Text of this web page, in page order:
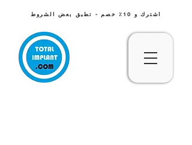
اشترك و 10٪ خصم - تطبق بعض الشروط